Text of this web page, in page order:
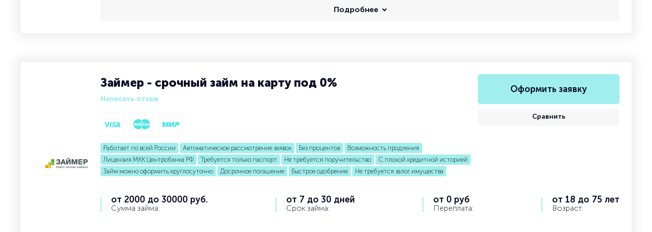
Подробнее
Займер - срочный займ на карту под 0%
Написать отзыв
Работает по всей России Автоматическое рассмотрение заявок Без процентов
Возможность продления
Лицензия МКК Центробанка РФ
Требуется только паспорт Не требуется поручительство
С плохой кредитной историей
Займ можно оформить круглосуточно
Досрочное погашение Быстрое одобрение Не требуется залог имущества
Оформить заявку
Сравнить
от 2000 до 30000 руб.
Сумма займа:
от 7 до 30 дней
Срок займа:
от 0 руб
Переплата:
от 18 до 75 лет
Возраст: